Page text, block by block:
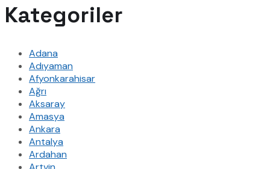
Kategoriler
Adana
Adıyaman
Afyonkarahisar
Ağrı
Aksaray
Amasya
Ankara
Antalya
Ardahan